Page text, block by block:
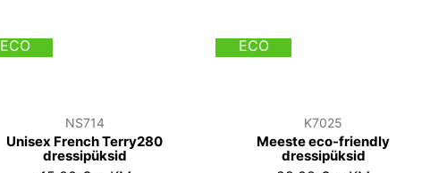
ECO
NS714
Unisex French Terry280
dressipüksid
ECO
K7025
Meeste eco-friendly
dressipüksid